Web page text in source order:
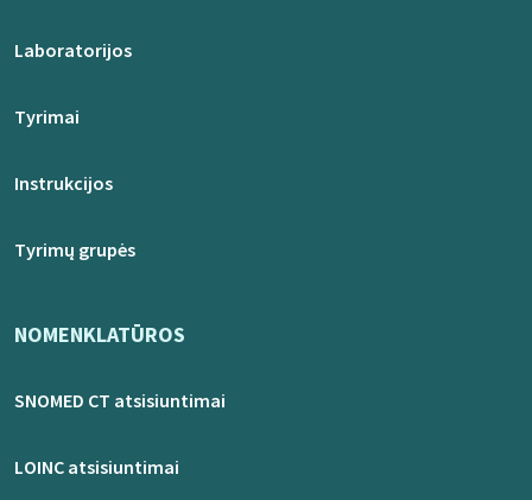
Laboratorijos
Tyrimai
Instrukcijos
Tyrimų grupės
NOMENKLATŪROS
SNOMED CT atsisiuntimai
LOINC atsisiuntimai